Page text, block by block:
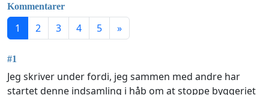
Kommentarer
1 2 3 4 5 »
#1
Jeg skriver under fordi, jeg sammen med andre har
startet denne indsamling i håb om at stoppe byggeriet